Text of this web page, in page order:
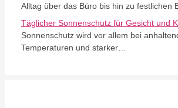
Alltag über das Büro bis hin zu festlichen
Täglicher Sonnenschutz für Gesicht und
Sonnenschutz wird vor allem bei
Temperaturen und starker…